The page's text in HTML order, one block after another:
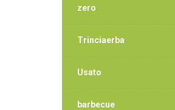
zero
Trinciaerba
Usato
barbecue